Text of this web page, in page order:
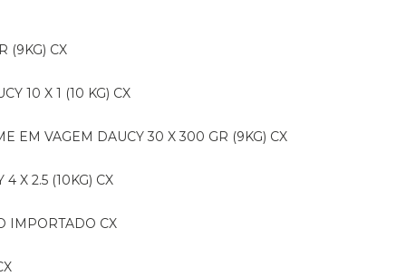
(9KG) CX
10 X 1 (10 KG) CX
EM VAGEM DAUCY 30 X 300 GR (9KG) CX
4 X 2.5 (10KG) CX
IMPORTADO CX